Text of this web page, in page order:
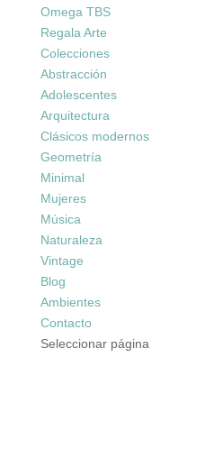
Omega TBS
Regala Arte
Colecciones
Abstracción
Adolescentes
Arquitectura
Clásicos modernos
Geometría
Minimal
Mujeres
Música
Naturaleza
Vintage
Blog
Ambientes
Contacto
Seleccionar página